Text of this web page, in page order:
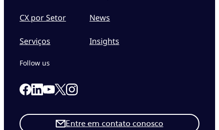
CX por Setor
Serviços
News
Insights
Entre em contato conosco
Follow us
Link to our Facebook page
Link to our Linkedin page
Link to our Youtube page
Link to our X page
Link to our Instagram page